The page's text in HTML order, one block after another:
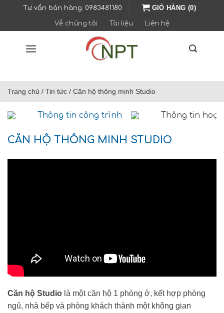
Chuyển
phần
Tư vấn bán hàng: 0983481180 GIỎ HÀNG (0)
Về chúng tôi Tài liệu Liên hệ
Trang chủ / Tin tức / Căn hộ thông minh Studio
Thông tin công trình Thông tin hoạt
CĂN HỘ THÔNG MINH STUDIO
Căn hộ Studio là một căn hộ 1 phòng ở, kết hợp phòng
ngủ, nhà bếp và phòng khách thành một không gian